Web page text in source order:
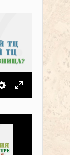
звук
Настройки
На весь